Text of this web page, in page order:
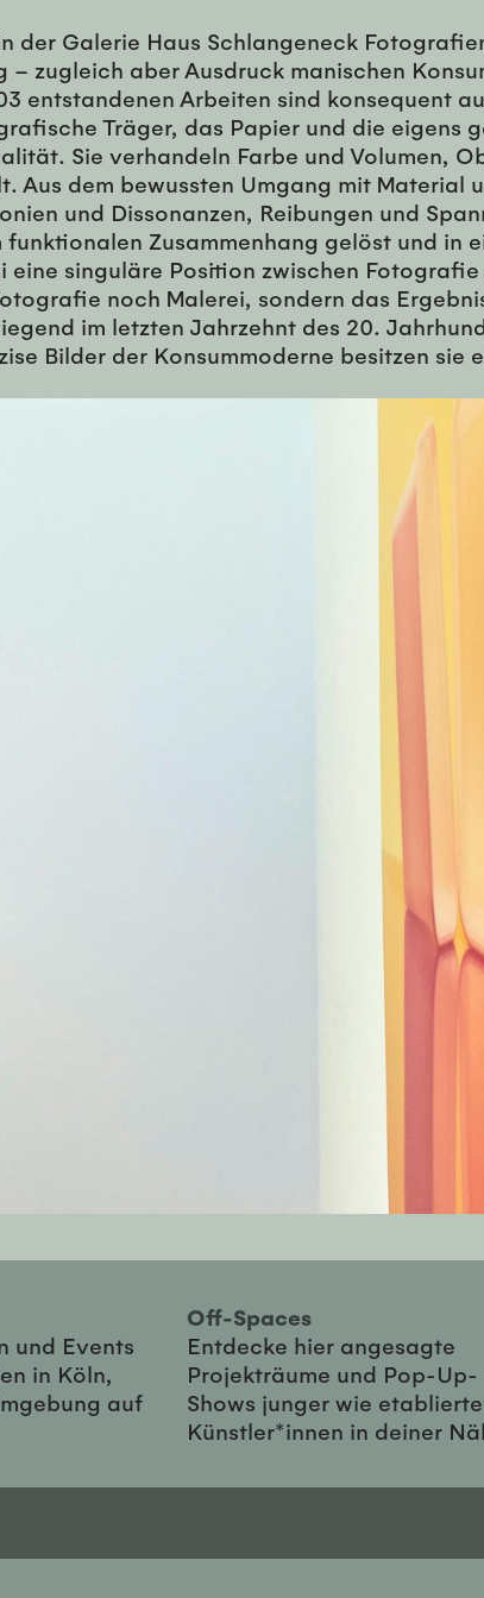
der Galerie Haus Schlangeneck
zugleich aber Ausdruck manischen
entstandenen Arbeiten sind konsequent
Träger, das Papier und die eigens
Sie verhandeln Farbe und Volumen,
Aus dem bewussten Umgang mit Material
und Dissonanzen, Reibungen und
Zusammenhang gelöst und in
singuläre Position zwischen
noch Malerei, sondern das
im letzten Jahrzehnt des 20.
Bilder der Konsummoderne besitzen sie
und Events
in Köln,
auf
Off-Spaces
Entdecke hier angesagte
Projekträume und Pop-Up-
Shows junger wie
Künstler*innen in deiner